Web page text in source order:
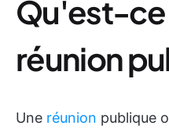
Qu'est-
réunion
Une réunion publique